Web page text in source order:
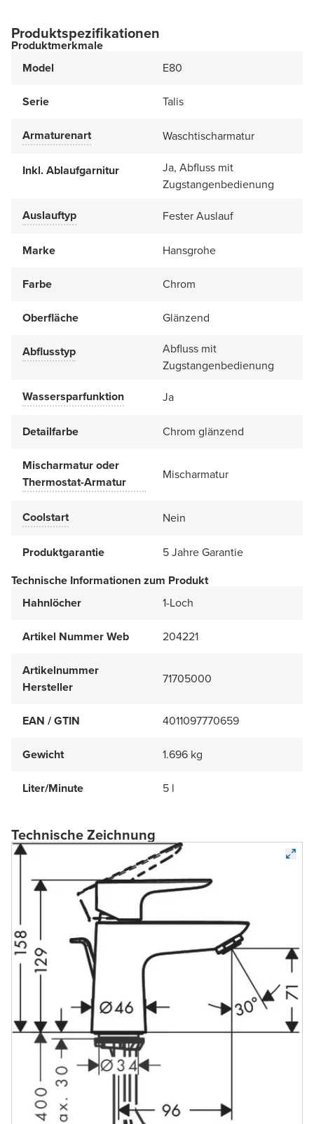
Produktspezifikationen
Produktmerkmale
Model
E80
Serie Talis
Armaturenart Waschtischarmatur
Inkl. Ablaufgarnitur
Ja, Abfluss mit
Zugstangenbedienung
Auslauftyp
Fester Auslauf
Marke Hansgrohe
Farbe Chrom
Oberfläche Glänzend
Abflusstyp
Abfluss mit
Zugstangenbedienung
Wassersparfunktion
Ja
Detailfarbe Chrom glänzend
Mischarmatur oder
Thermostat-Armatur
Mischarmatur
Coolstart Nein
Produktgarantie
5 Jahre Garantie
Technische Informationen zum Produkt
Hahnlöcher
1-Loch
Artikel Nummer Web 204221
Artikelnummer
Hersteller
71705000
EAN / GTIN 4011097770659
Gewicht 1.696 kg
Liter/Minute 5 l
Technische Zeichnung